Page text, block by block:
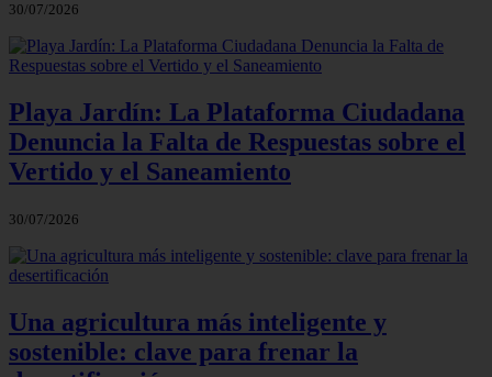
30/07/2026
Playa Jardín: La Plataforma Ciudadana
Denuncia la Falta de Respuestas sobre el
Vertido y el Saneamiento
30/07/2026
Una agricultura más inteligente y
sostenible: clave para frenar la